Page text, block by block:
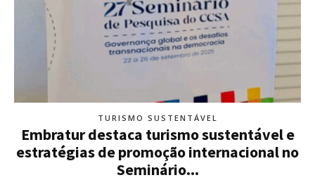
TURISMO SUSTENTÁVEL
Embratur destaca turismo sustentável e
estratégias de promoção internacional no
Seminário...